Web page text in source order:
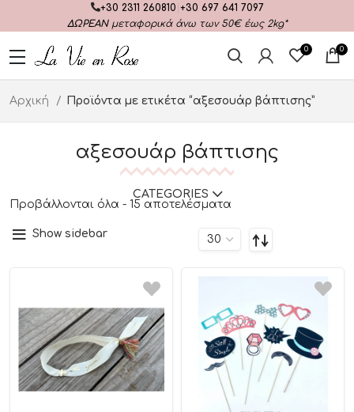
+30 2311 260810 +30 697 641 7097
ΔΩΡΕΑΝμεταφορικά άνω των 50€ έως 2kg*
0 0
Αρχική Προϊόντα με ετικέτα “αξεσουάρ βάπτισης”
αξεσουάρ βάπτισης
CATEGORIES
Προβάλλονται όλα - 15 αποτελέσματα
Show sidebar